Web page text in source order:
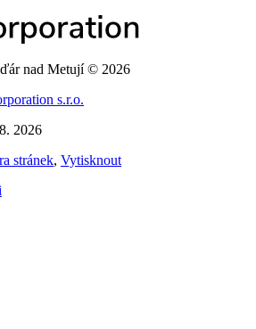
nad Metují © 2026
s.r.o.
2026
stránek, Vytisknout